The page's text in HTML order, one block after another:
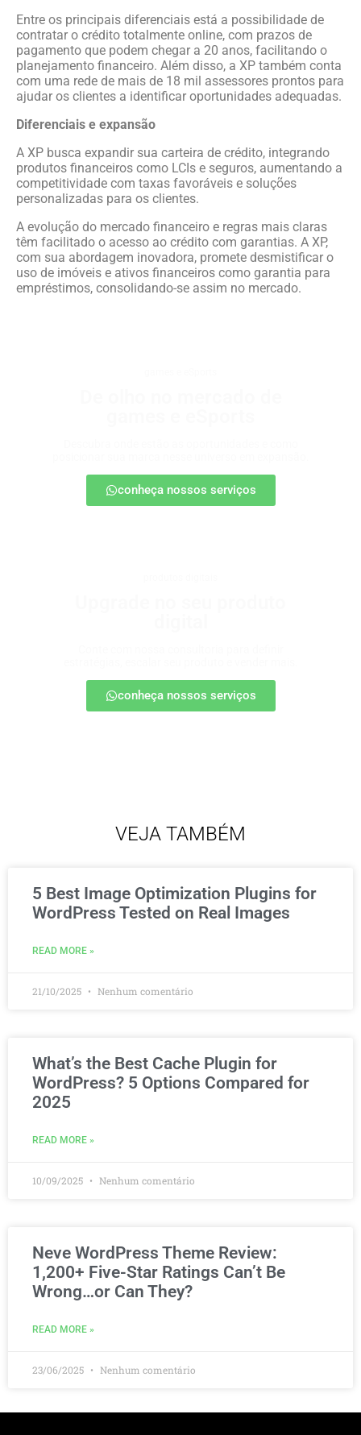
Entre os principais diferenciais está a possibilidade de
contratar o crédito totalmente online, com prazos de
pagamento que podem chegar a 20 anos, facilitando o
planejamento financeiro. Além disso, a XP também conta
com uma rede de mais de 18 mil assessores prontos para
ajudar os clientes a identificar oportunidades adequadas.
Diferenciais e expansão
A XP busca expandir sua carteira de crédito, integrando
produtos financeiros como LCIs e seguros, aumentando a
competitividade com taxas favoráveis e soluções
personalizadas para os clientes.
A evolução do mercado financeiro e regras mais claras
têm facilitado o acesso ao crédito com garantias. A XP,
com sua abordagem inovadora, promete desmistificar o
uso de imóveis e ativos financeiros como garantia para
empréstimos, consolidando-se assim no mercado.
conheça nossos serviços
conheça nossos serviços
VEJA TAMBÉM
5 Best Image Optimization Plugins for
WordPress Tested on Real Images
READ MORE »
21/10/2025 Nenhum comentário
What’s the Best Cache Plugin for
WordPress? 5 Options Compared for
2025
READ MORE »
10/09/2025 Nenhum comentário
Neve WordPress Theme Review:
1,200+ Five-Star Ratings Can’t Be
Wrong…or Can They?
READ MORE »
23/06/2025 Nenhum comentário